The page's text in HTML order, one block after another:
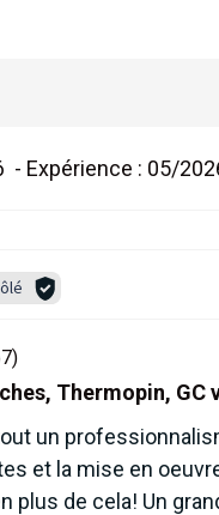
- Expérience : 05/
Thermopin,
un
et la mise en
plus de cela! Un